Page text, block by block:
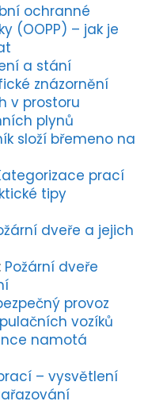
ochranné
(OOPP) – jak je
a stání
znázornění
v prostoru
plynů
složí břemeno na
prací
tipy
dveře a jejich
: Požární dveře
provoz
vozíků
namotá
– vysvětlení